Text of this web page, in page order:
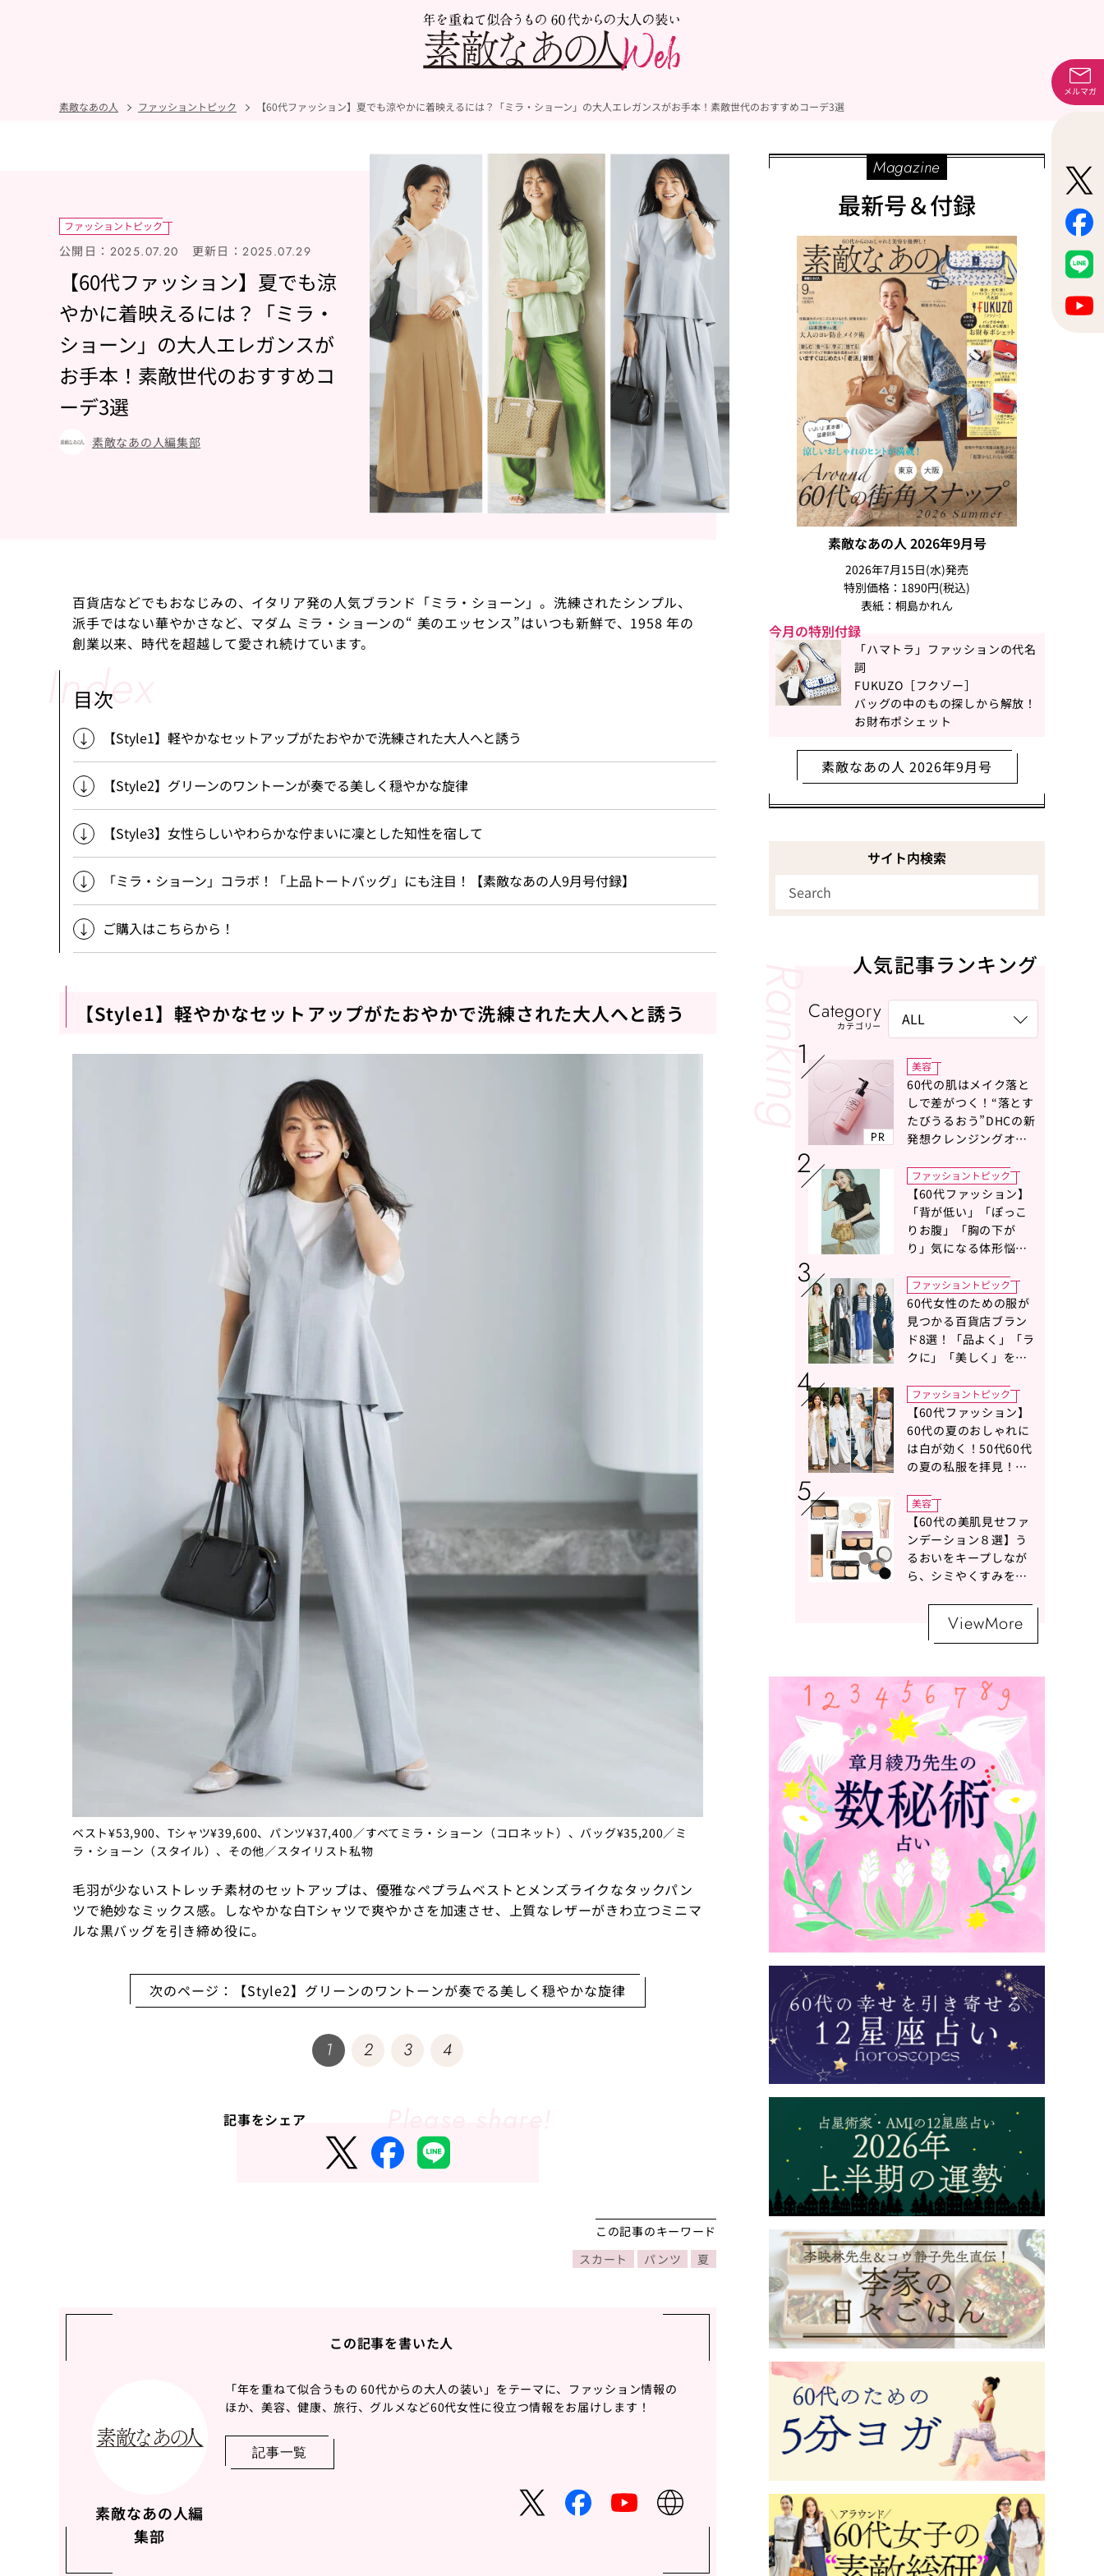
素敵なあの人 ファッショントピック 【60代ファッション】夏でも涼やかに着映えるには？「ミラ・ショーン」の大人エレガンスがお手本！素敵世代のおすすめコーデ3選
ファッショントピック
公開日： 2025.07.20 更新日：2025.07.29
【60代ファッション】夏でも涼
やかに着映えるには？「ミラ・
ショーン」の大人エレガンスが
お手本！素敵世代のおすすめコ
ーデ3選
素敵なあの人編集部
百貨店などでもおなじみの、イタリア発の人気ブランド「ミラ・ショーン」。洗練されたシンプル、
派手ではない華やかさなど、マダム ミラ・ショーンの“ 美のエッセンス”はいつも新鮮で、1958 年の
創業以来、時代を超越して愛され続けています。
目次
【Style1】軽やかなセットアップがたおやかで洗練された大人へと誘う
【Style2】グリーンのワントーンが奏でる美しく穏やかな旋律
【Style3】女性らしいやわらかな佇まいに凜とした知性を宿して
「ミラ・ショーン」コラボ！「上品トートバッグ」にも注目！【素敵なあの人9月号付録】
ご購入はこちらから！
【Style1】軽やかなセットアップがたおやかで洗練された大人へと誘う
ベスト¥53,900、Tシャツ¥39,600、パンツ¥37,400／すべてミラ・ショーン（コロネット）、バッグ¥35,200／ミ
ラ・ショーン（スタイル）、その他／スタイリスト私物
毛羽が少ないストレッチ素材のセットアップは、優雅なペプラムベストとメンズライクなタックパン
ツで絶妙なミックス感。しなやかな白Tシャツで爽やかさを加速させ、上質なレザーがきわ立つミニマ
ルな黒バッグを引き締め役に。
次のページ：【Style2】グリーンのワントーンが奏でる美しく穏やかな旋律
1 2 3 4
記事をシェア
この記事のキーワード
スカート
パンツ 夏
この記事を書いた人
素敵なあの人編
集部
「年を重ねて似合うもの 60代からの大人の装い」をテーマに、ファッション情報の
ほか、美容、健康、旅行、グルメなど60代女性に役立つ情報をお届けします！
記事一覧
Magazine
最新号＆付録
素敵なあの人 2026年9月号
2026年7月15日(水)発売
特別価格：1890円(税込)
表紙：桐島かれん
今月の特別付録
「ハマトラ」ファッションの代名
詞
FUKUZO［フクゾー］
バッグの中のもの探しから解放！
お財布ポシェット
素敵なあの人 2026年9月号
サイト内検索
人気記事ランキング
Category
カテゴリー
PR
美容
60代の肌はメイク落と
しで差がつく！“落とす
たびうるおう”DHCの新
発想クレンジングオイ
ファッショントピック
【60代ファッション】
「背が低い」「ぽっこ
りお腹」「胸の下が
り」気になる体形悩み
の選び方〉をスタイリ
スト地曳いく子さんが
アドバイス！
ファッショントピック
60代女性のための服が
見つかる百貨店ブラン
ド8選！「品よく」「ラ
クに」「美しく」を叶
ファッショントピック
【60代ファッション】
60代の夏のおしゃれに
は白が効く！50代60代
の夏の私服を拝見！白
の魔術】
美容
【60代の美肌見せファ
ンデーション８選】う
るおいをキープしなが
ら、シミやくすみをナ
ViewMore
メルマガ